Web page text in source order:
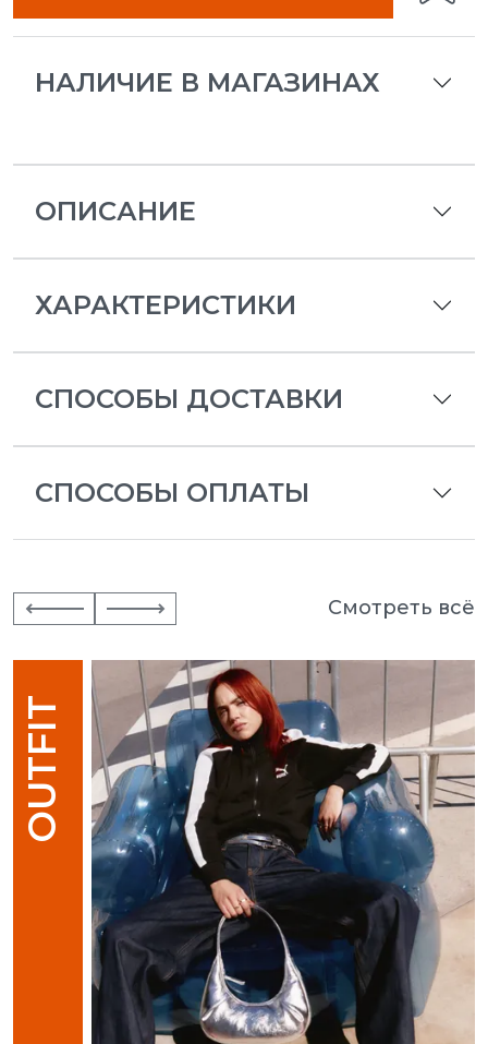
НАЛИЧИЕ В МАГАЗИНАХ
ОПИСАНИЕ
ХАРАКТЕРИСТИКИ
СПОСОБЫ ДОСТАВКИ
СПОСОБЫ ОПЛАТЫ
Смотреть всё
OUTFIT